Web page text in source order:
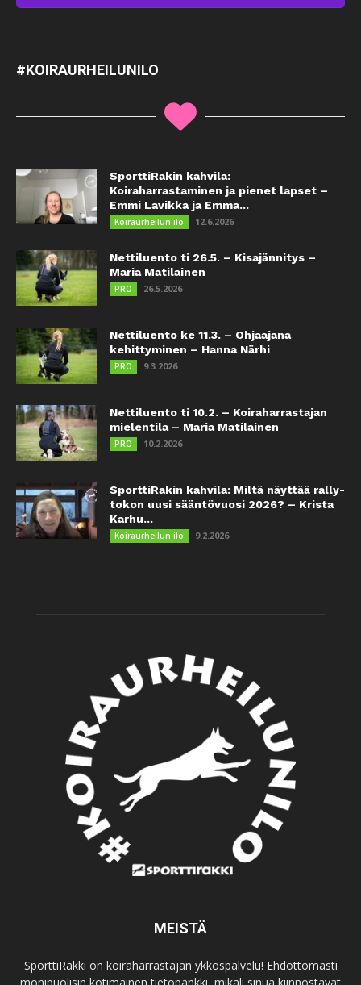
#KOIRAURHEILUNILO
SporttiRakin kahvila:
Koiraharrastaminen ja pienet lapset –
Emmi Lavikka ja Emma...
Koiraurheilun ilo 12.6.2026
Nettiluento ti 26.5. – Kisajännitys –
Maria Matilainen
PRO 26.5.2026
Nettiluento ke 11.3. – Ohjaajana
kehittyminen – Hanna Närhi
PRO 9.3.2026
Nettiluento ti 10.2. – Koiraharrastajan
mielentila – Maria Matilainen
PRO 10.2.2026
SporttiRakin kahvila: Miltä näyttää rally-
tokon uusi sääntövuosi 2026? – Krista
Karhu...
Koiraurheilun ilo 9.2.2026
MEISTÄ
SporttiRakki on koiraharrastajan ykköspalvelu! Ehdottomasti